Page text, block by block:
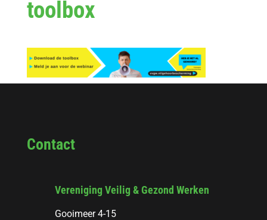
toolbox
Contact
Vereniging Veilig & Gezond Werken
Gooimeer 4-15